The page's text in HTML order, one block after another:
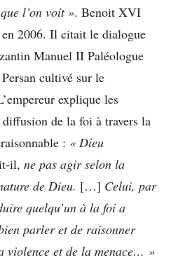
l’on voit ». Benoit XVI
en 2006. Il citait le dialogue
Manuel II Paléologue
cultivé sur le
explique les
de la foi à travers la
: « Dieu
il, ne pas agir selon la
de Dieu. […] Celui, par
quelqu’un à la foi a
parler et de raisonner
violence et de la menace… »